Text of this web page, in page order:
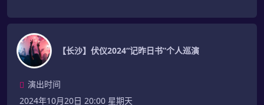
【长沙】伏仪2024“记昨日书”个人巡演
演出时间
2024年10月20日 20:00 星期天